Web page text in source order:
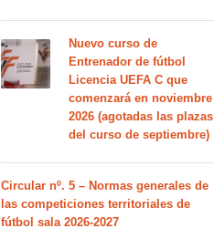
Nuevo curso de
Entrenador de fútbol
Licencia UEFA C que
comenzará en noviembre
2026 (agotadas las plazas
del curso de septiembre)
Circular nº. 5 – Normas generales de
las competiciones territoriales de
fútbol sala 2026-2027